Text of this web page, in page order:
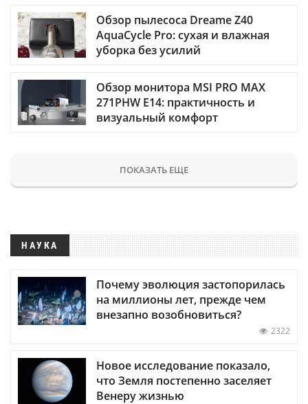
Обзор пылесоса Dreame Z40
AquaCycle Pro: сухая и влажная
уборка без усилий
Обзор монитора MSI PRO MAX
271PHW E14: практичность и
визуальный комфорт
ПОКАЗАТЬ ЕЩЕ
НАУКА
Почему эволюция застопорилась
на миллионы лет, прежде чем
внезапно возобновиться?
2322
Новое исследование показало,
что Земля постепенно заселяет
Венеру жизнью